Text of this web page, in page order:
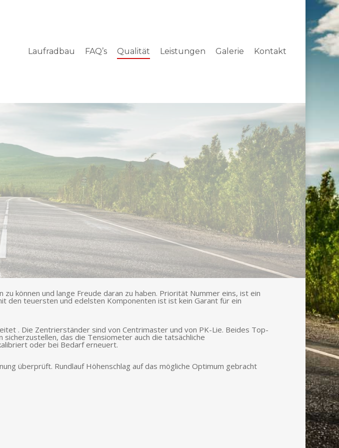
Laufradbau FAQ’s Qualität Leistungen Galerie Kontakt
können und lange Freude daran zu haben. Priorität Nummer eins, ist ein
den teuersten und edelsten Komponenten ist ist kein Garant für ein
. Die Zentrierständer sind von Centrimaster und von PK-Lie. Beides Top-
sicherzustellen, das die Tensiometer auch die tatsächliche
oder bei Bedarf erneuert.
überprüft. Rundlauf Höhenschlag auf das mögliche Optimum gebracht